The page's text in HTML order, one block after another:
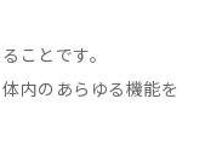
ことです。
内のあらゆる機能を